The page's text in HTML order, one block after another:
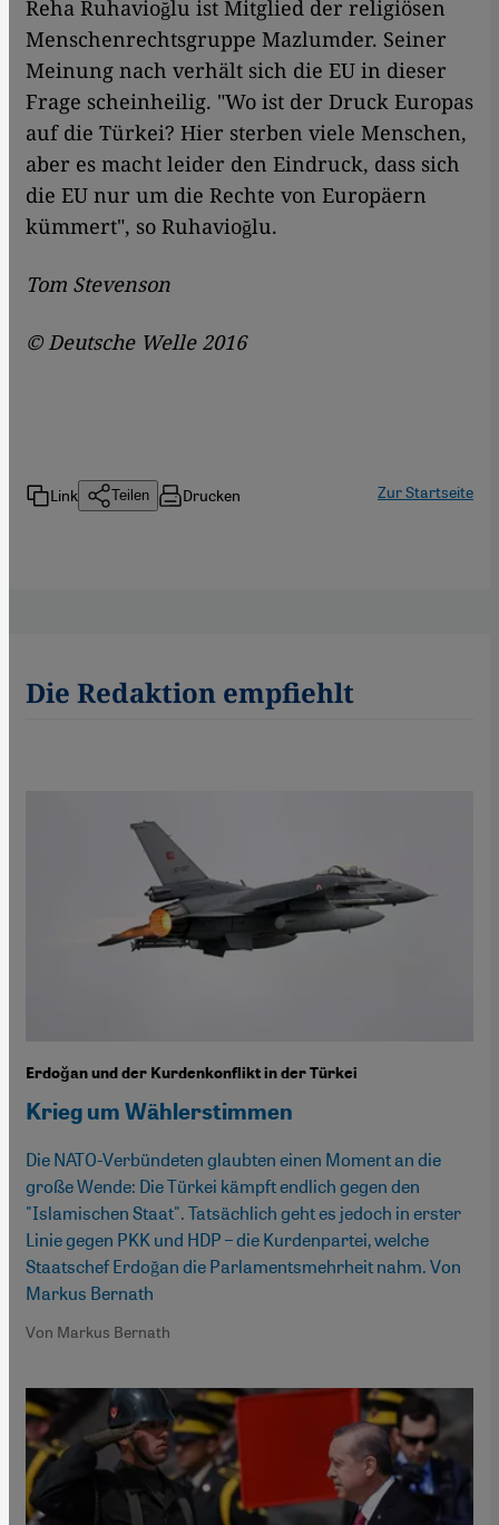
Reha Ruhavioğlu ist Mitglied der religiösen
Menschenrechtsgruppe Mazlumder. Seiner
Meinung nach verhält sich die EU in dieser
Frage scheinheilig. "Wo ist der Druck Europas
auf die Türkei? Hier sterben viele Menschen,
aber es macht leider den Eindruck, dass sich
die EU nur um die Rechte von Europäern
kümmert", so Ruhavioğlu.
Tom Stevenson
© Deutsche Welle 2016
Link Teilen Drucken Zur Startseite
Die Redaktion empfiehlt
Erdoğan und der Kurdenkonflikt in der Türkei
Krieg um Wählerstimmen
Die NATO-Verbündeten glaubten einen Moment an die
große Wende: Die Türkei kämpft endlich gegen den
"Islamischen Staat". Tatsächlich geht es jedoch in erster
Linie gegen PKK und HDP – die Kurdenpartei, welche
Staatschef Erdoğan die Parlamentsmehrheit nahm. Von
Markus Bernath
Von Markus Bernath